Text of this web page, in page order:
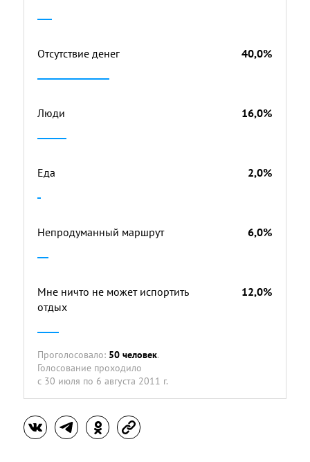
Отсутствие денег 40,0%
Люди 16,0%
Еда 2,0%
Непродуманный маршрут 6,0%
Мне ничто не может испортить
отдых
12,0%
Проголосовало: 50 человек.
Голосование проходило
с 30 июля по 6 августа 2011 г.